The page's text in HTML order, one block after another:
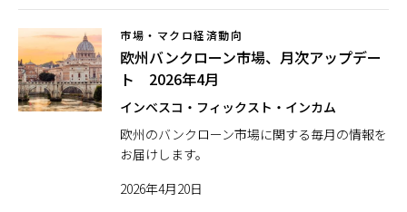
市場・マクロ経済動向
欧州バンクローン市場、月次アップデー
ト 2026年4月
インベスコ・フィックスト・インカム
欧州のバンクローン市場に関する毎月の情報を
お届けします。
2026年4月20日